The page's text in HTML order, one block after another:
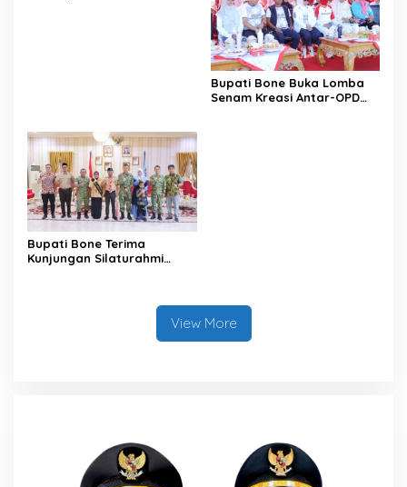
Bupati Bone Buka Lomba
Senam Kreasi Antar-OPD
Bupati Bone Terima
Kunjungan Silaturahmi
View More